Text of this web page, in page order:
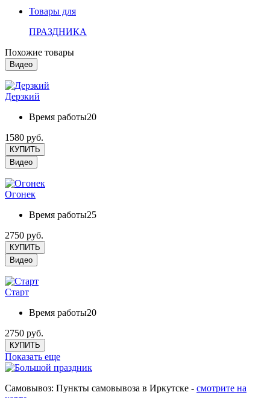
Товары для
ПРАЗДНИКА
Похожие товары
Видео
Дерзкий
Время работы20
1580 руб.
КУПИТЬ
Видео
Огонек
Время работы25
2750 руб.
КУПИТЬ
Видео
Старт
Время работы20
2750 руб.
КУПИТЬ
Показать еще
Самовывоз: Пункты самовывоза в Иркутске - смотрите на